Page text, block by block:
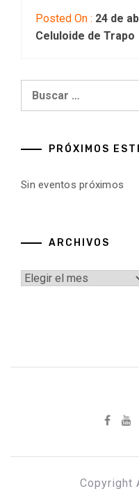
Posted On : 24 de
Celuloide de Trapo
PRÓXIMOS
Sin eventos próximos
ARCHIVOS
Archivos
Copyright